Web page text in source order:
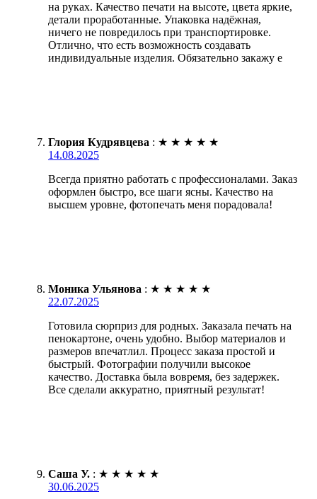
на руках. Качество печати на высоте, цвета яркие,
детали проработанные. Упаковка надёжная,
ничего не повредилось при транспортировке.
Отлично, что есть возможность создавать
индивидуальные изделия. Обязательно закажу е
Глория Кудрявцева : ★ ★ ★ ★ ★
14.08.2025
Всегда приятно работать с профессионалами. Заказ
оформлен быстро, все шаги ясны. Качество на
высшем уровне, фотопечать меня порадовала!
Моника Ульянова : ★ ★ ★ ★ ★
22.07.2025
Готовила сюрприз для родных. Заказала печать на
пенокартоне, очень удобно. Выбор материалов и
размеров впечатлил. Процесс заказа простой и
быстрый. Фотографии получили высокое
качество. Доставка была вовремя, без задержек.
Все сделали аккуратно, приятный результат!
Саша У. : ★ ★ ★ ★ ★
30.06.2025